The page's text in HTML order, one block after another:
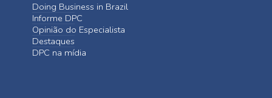
Doing Business in Brazil
Informe DPC
Opinião do Especialista
Destaques
DPC na mídia